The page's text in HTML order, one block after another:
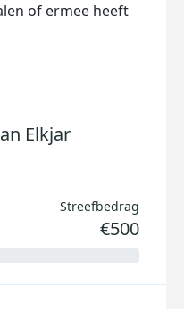
of ermee heeft
Elkjar
Streefbedrag
€500